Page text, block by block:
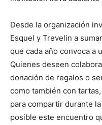
Desde la organización
Esquel y Trevelin a
que cada año convoca a
Quienes deseen
donación de regalos o
como también con
para compartir durante
posible este encuentro